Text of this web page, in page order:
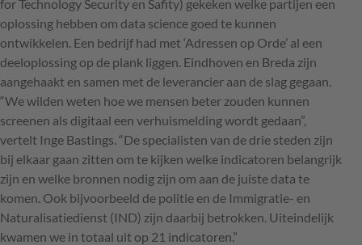
for Technology Security en Safity) gekeken welke partijen een
oplossing hebben om data science goed te kunnen
ontwikkelen. Een bedrijf had met ‘Adressen op Orde’ al een
deeloplossing op de plank liggen. Eindhoven en Breda zijn
aangehaakt en samen met de leverancier aan de slag gegaan.
“We wilden weten hoe we mensen beter zouden kunnen
screenen als digitaal een verhuismelding wordt gedaan”,
vertelt Inge Bastings. “De specialisten van de drie steden zijn
bij elkaar gaan zitten om te kijken welke indicatoren belangrijk
zijn en welke bronnen nodig zijn om aan de juiste data te
komen. Ook bijvoorbeeld de politie en de Immigratie- en
Naturalisatiedienst (IND) zijn daarbij betrokken. Uiteindelijk
kwamen we in totaal uit op 21 indicatoren.”